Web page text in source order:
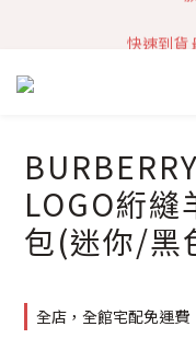
快速到貨
加入
LOGO絎
包(迷你/黑
全店，全館宅配免運費